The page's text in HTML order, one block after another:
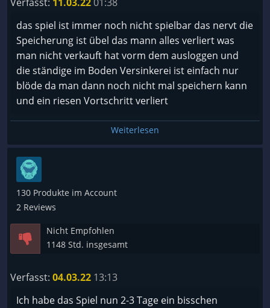
das spiel ist immer noch nicht spielbar das nervt die
Speicherung ist übel das mann alles verliert was
man nicht verkauft hat vorm dem ausloggen und
die ständige im Boden Versinkerei ist einfach nur
blöde da man dann noch nicht mal speichern kann
und ein riesen Vortschritt verliert
Weiterlesen
130 Produkte im Account
2 Reviews
Nicht Empfohlen
1148 Std. insgesamt
Verfasst: 04.03.22 13:13
Ich habe das Spiel nun 2-3 Tage ein bisschen